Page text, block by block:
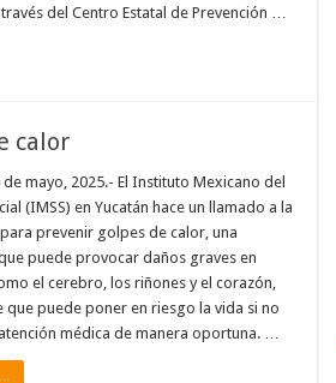
del Centro Estatal de Prevención …
calor
mayo, 2025.- El Instituto Mexicano del
(IMSS) en Yucatán hace un llamado a la
prevenir golpes de calor, una
puede provocar daños graves en
el cerebro, los riñones y el corazón,
que puede poner en riesgo la vida si no
médica de manera oportuna. …